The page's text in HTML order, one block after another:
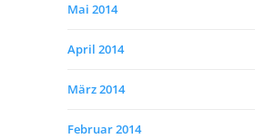
Mai 2014
April 2014
März 2014
Februar 2014